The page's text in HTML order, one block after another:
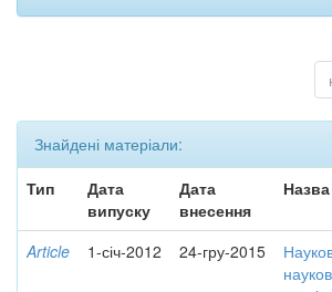
Знайдені матеріали:
Тип
Дата
випуску
Дата
внесення
Назва
Article 1-січ-2012 24-гру-2015